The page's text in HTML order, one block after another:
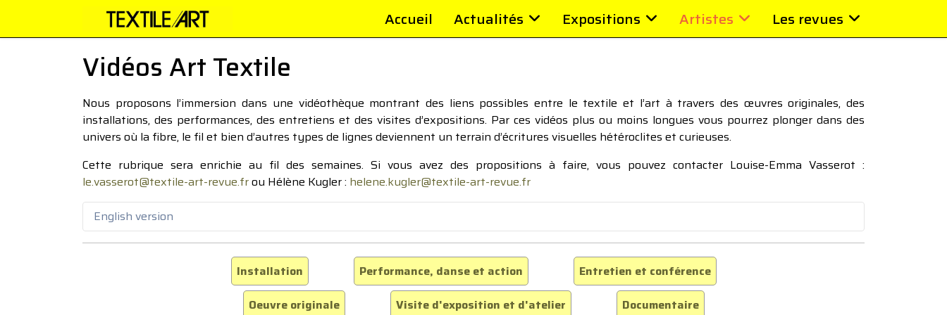
Accueil Actualités Expositions Artistes Les revues
Vidéos Art Textile
Nous proposons l’immersion dans une vidéothèque montrant des liens possibles entre le textile et l’art à travers des œuvres originales, des
installations, des performances, des entretiens et des visites d’expositions. Par ces vidéos plus ou moins longues vous pourrez plonger dans des
univers où la fibre, le fil et bien d’autres types de lignes deviennent un terrain d’écritures visuelles hétéroclites et curieuses.
Cette rubrique sera enrichie au fil des semaines. Si vous avez des propositions à faire, vous pouvez contacter Louise-Emma Vasserot :
le.vasserot@textile-art-revue.frou Hélène Kugler : helene.kugler@textile-art-revue.fr
English version
Installation Performance, danse et action
Entretien et conférence
Oeuvre originale
Visite d'exposition et d'atelier Documentaire